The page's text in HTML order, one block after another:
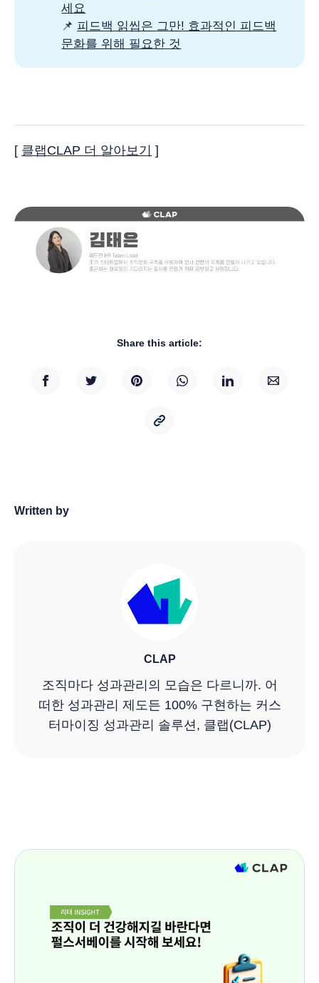
세요
📌 피드백 읽씹은 그만! 효과적인 피드백
문화를 위해 필요한 것
[ 클랩CLAP 더 알아보기 ]
Share this article:
Written by
CLAP
조직마다 성과관리의 모습은 다르니까. 어
떠한 성과관리 제도든 100% 구현하는 커스
터마이징 성과관리 솔루션, 클랩(CLAP)